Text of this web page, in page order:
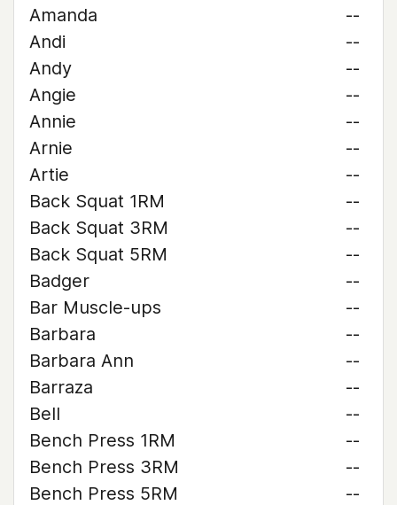
Amanda
--
Andi
--
Andy
--
Angie
--
Annie
--
Arnie
--
Artie
--
Back Squat 1RM
--
Back Squat 3RM
--
Back Squat 5RM
--
Badger
--
Bar Muscle-ups
--
Barbara
--
Barbara Ann
--
Barraza
--
Bell
--
Bench Press 1RM
--
Bench Press 3RM
--
Bench Press 5RM
--